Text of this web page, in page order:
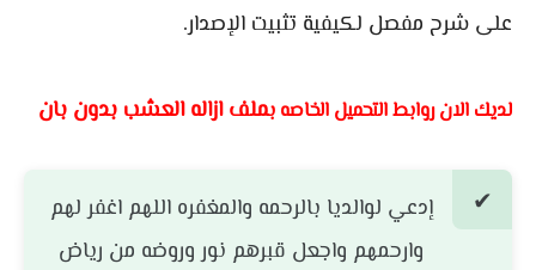
على شرح مفصل لكيفية تثبيت الإصدار.
لديك الان روابط التحميل الخاصه بملف ازاله العشب بدون بان
إدعي لوالديا بالرحمه والمغفره اللهم اغفر لهم
وارحمهم واجعل قبرهم نور وروضه من رياض